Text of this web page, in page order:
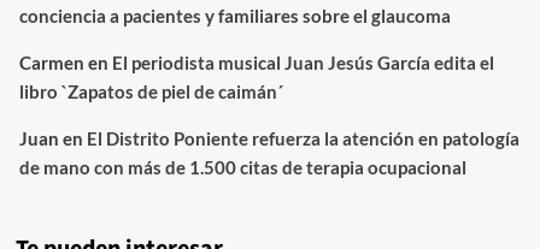
conciencia a pacientes y familiares sobre el glaucoma
Carmen en El periodista musical Juan Jesús García edita el
libro `Zapatos de piel de caimán´
Juan en El Distrito Poniente refuerza la atención en patología
de mano con más de 1.500 citas de terapia ocupacional